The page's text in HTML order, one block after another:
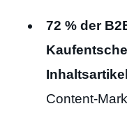
72 % der
Content-